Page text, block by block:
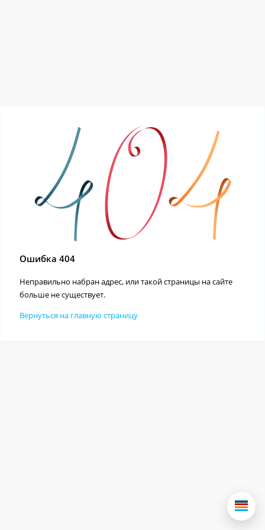
Ошибка 404
Неправильно набран адрес, или такой страницы на сайте
больше не существует.
Вернуться на главную страницу